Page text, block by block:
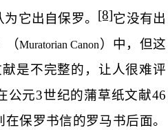
它出自保罗。 [8]它没有出
（Muratorian Canon）中，但这
是不完整的，让人很难评
公元3世纪的蒲草纸文献46
保罗书信的罗马书后面。